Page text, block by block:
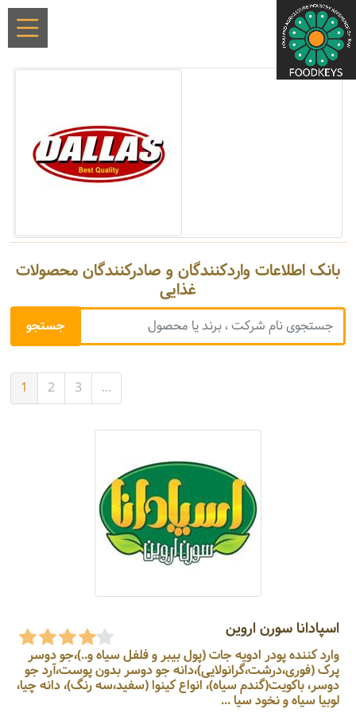
بانک اطلاعات واردکنندگان و صادرکنندگان محصولات
غذایی
1 2 3 ...
اسپادانا سورن اروین
وارد کننده پودر ادویه جات (پول بیبر و فلفل سیاه و..)،جو دوسر
پرک (فوری،درشت،گرانولایی)،دانه جو دوسر بدون پوست،آرد جو
دوسر، باکویت(گندم سیاه)، انواع کینوا (سفید،سه رنگ)، دانه چیا،
لوبیا سیاه و نخود سیا ...